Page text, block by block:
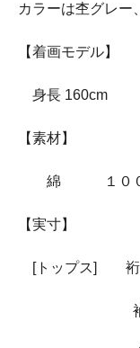
カラーは杢グレー
【着画モデル】
身長 160cm
【素材】
綿 １００
【実寸】
[トップス]
袖丈